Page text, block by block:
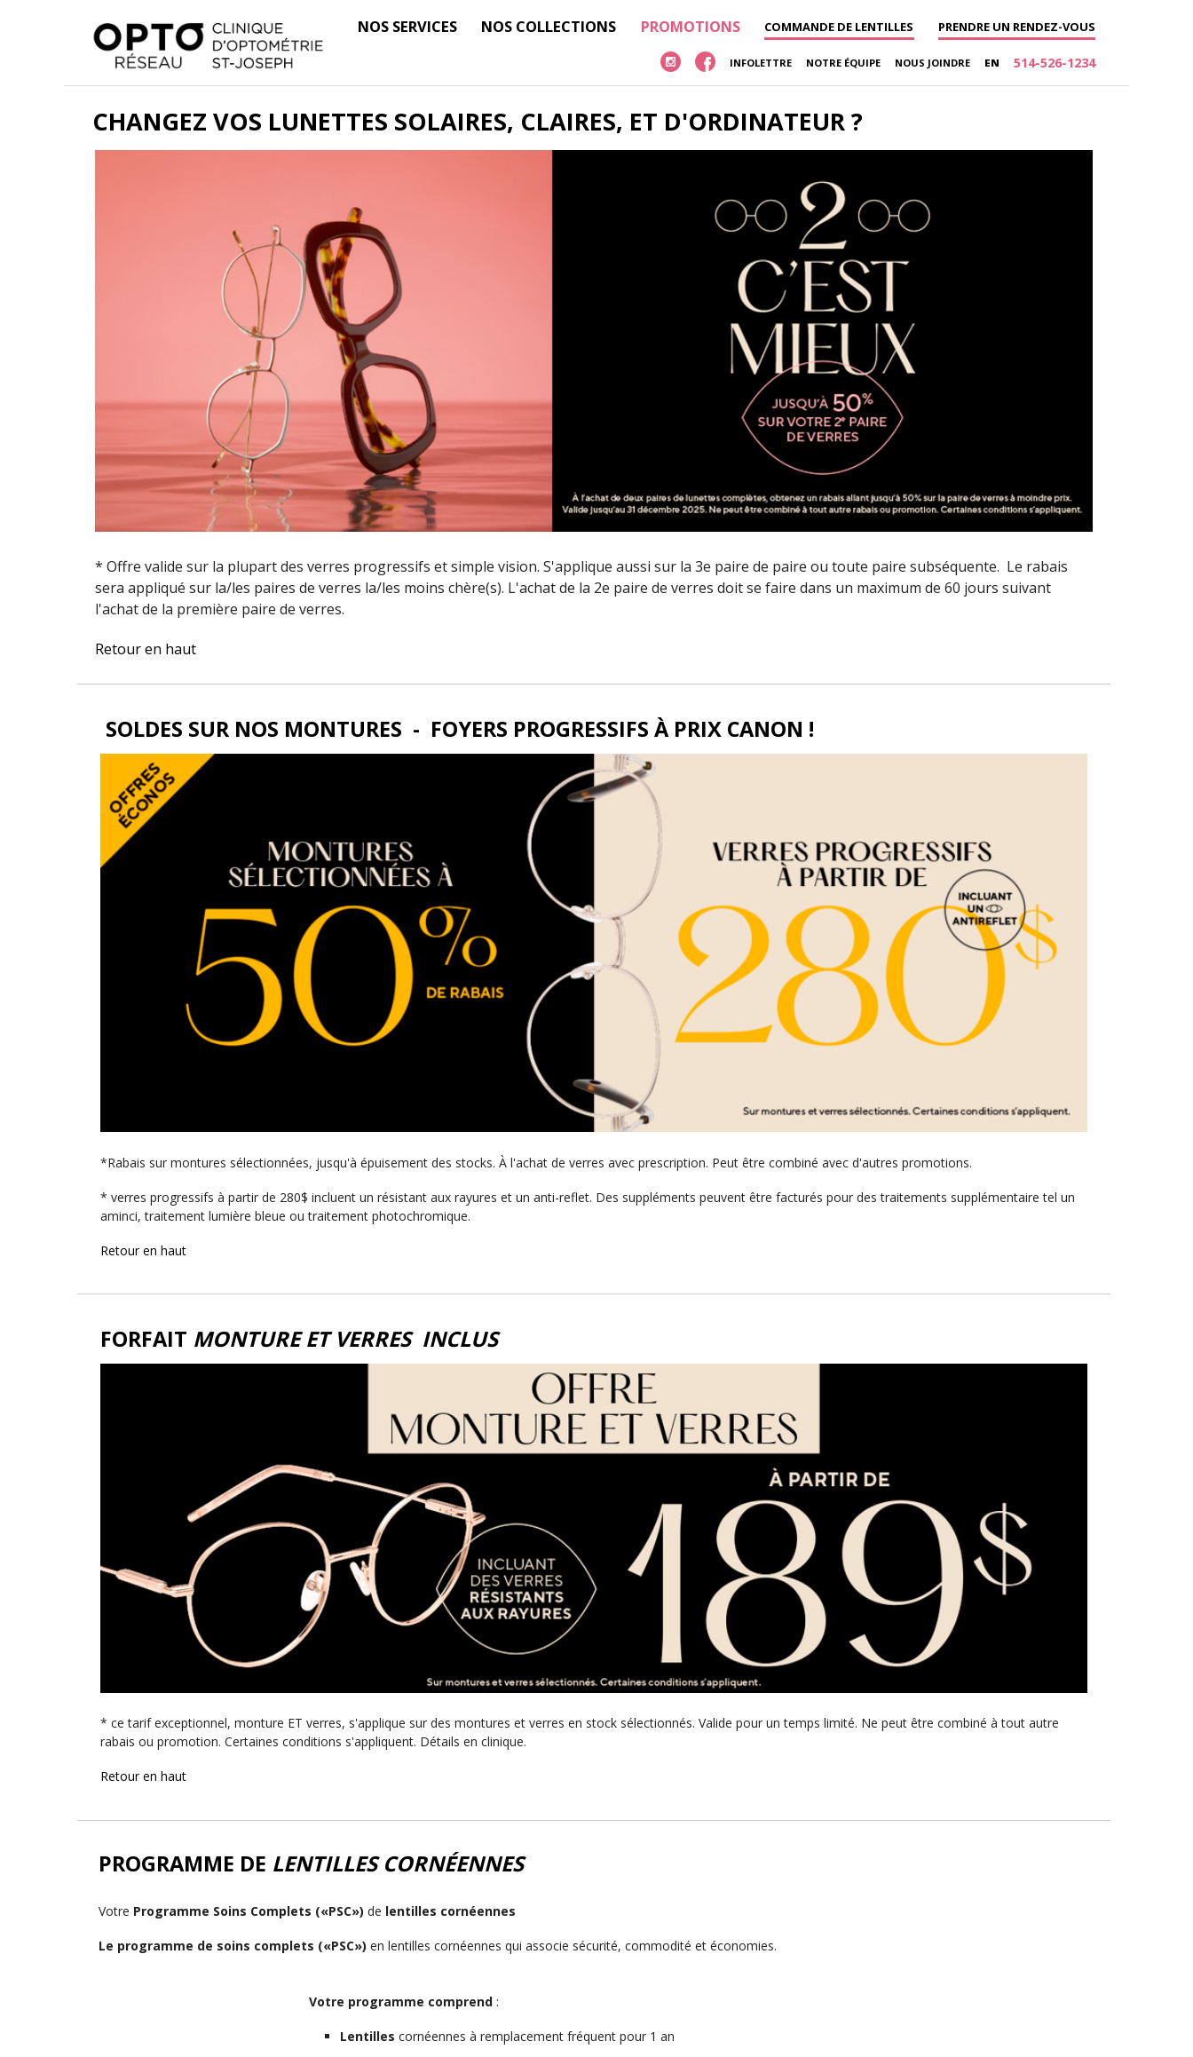
NOS SERVICES NOS COLLECTIONS PROMOTIONS COMMANDE DE LENTILLES PRENDRE UN RENDEZ-VOUS
INFOLETTRE NOTRE ÉQUIPE NOUS JOINDRE EN 514-526-1234
CHANGEZ VOS LUNETTES SOLAIRES, CLAIRES, ET D'ORDINATEUR ?
* Offre valide sur la plupart des verres progressifs et simple vision. S'applique aussi sur la 3e paire de paire ou toute paire subséquente. Le rabais
sera appliqué sur la/les paires de verres la/les moins chère(s). L'achat de la 2e paire de verres doit se faire dans un maximum de 60 jours suivant
l'achat de la première paire de verres.
Retour en haut
SOLDES SUR NOS MONTURES - FOYERS PROGRESSIFS À PRIX CANON !
*Rabais sur montures sélectionnées, jusqu'à épuisement des stocks. À l'achat de verres avec prescription. Peut être combiné avec d'autres promotions.
* verres progressifs à partir de 280$ incluent un résistant aux rayures et un anti-reflet. Des suppléments peuvent être facturés pour des traitements supplémentaire tel un
aminci, traitement lumière bleue ou traitement photochromique.
Retour en haut
FORFAIT MONTURE ET VERRES INCLUS
* ce tarif exceptionnel, monture ET verres, s'applique sur des montures et verres en stock sélectionnés. Valide pour un temps limité. Ne peut être combiné à tout autre
rabais ou promotion. Certaines conditions s'appliquent. Détails en clinique.
Retour en haut
PROGRAMME DE LENTILLES CORNÉENNES
Votre Programme Soins Complets («PSC») de lentilles cornéennes
Le programme de soins complets («PSC») en lentilles cornéennes qui associe sécurité, commodité et économies.
Votre programme comprend:
Lentilles cornéennes à remplacement fréquent pour 1 an